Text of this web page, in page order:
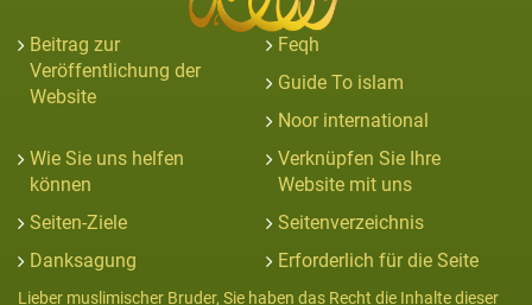
Beitrag zur
Veröffentlichung der
Website
Feqh
Guide To islam
Noor international
Wie Sie uns helfen
können
Verknüpfen Sie Ihre
Website mit uns
Seiten-Ziele
Seitenverzeichnis
Danksagung
Erforderlich für die Seite
Lieber muslimischer Bruder, Sie haben das Recht die Inhalte dieser